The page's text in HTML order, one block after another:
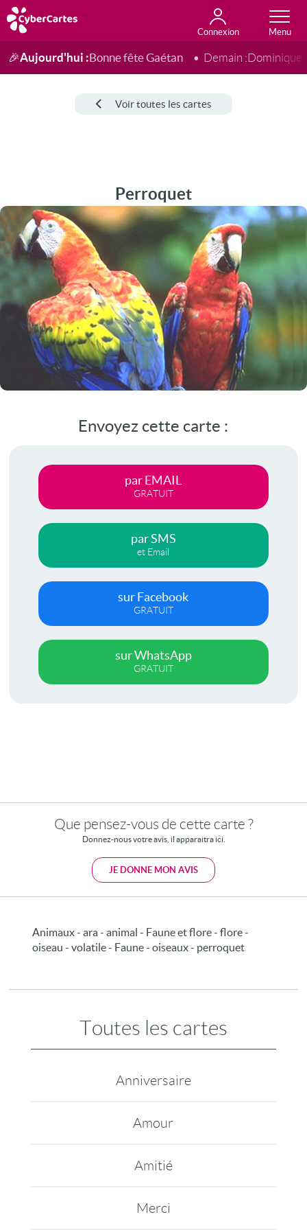
Connexion
Anniversaire
Fête du jour
Amour
Amitié
Merci
Toutes les cartes
🎉Aujourd'hui :Bonne fête Gaétan Demain :Dominique
Voir toutes les cartes
Perroquet
Envoyez cette carte :
par EMAIL
GRATUIT
par SMS
et Email
sur Facebook
GRATUIT
sur WhatsApp
GRATUIT
Que pensez-vous de cette carte ?
Donnez-nous votre avis, il apparaitra ici.
JE DONNE MON AVIS
Animaux - ara - animal - Faune et flore - flore -
oiseau - volatile - Faune - oiseaux - perroquet
Toutes les cartes
Anniversaire
Amour
Amitié
Merci